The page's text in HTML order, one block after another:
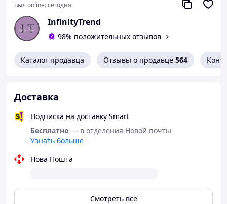
Черный корсет с глубоким декольте,
нежной сеткой и кружевными
вставками идеально подчеркивает
талию и создает соблазнительный
силуэт.
Регулируемые подтяжки и высокие
Аксессуар в виде черного чокера с
fatale.
Комплектация:корсет, трусики
стринги, чулки, чокер
Цвет:черный, розовый
S: грудь 84-88 см, талия 58-68 см, бедра
Был online:сегодня
InfinityTrend
98% положительных отзывов
Каталог продавца Отзывы о продавце 564
Доставка
Подписка на доставку Smart
Бесплатно — в отделения Новой почты
Узнать больше
Нова Пошта
Смотреть всё